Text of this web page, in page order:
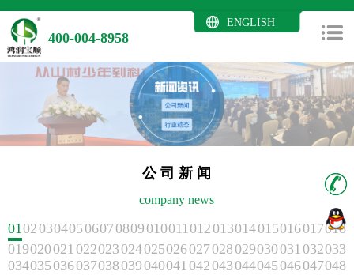
400-004-8958
ENGLISH
公 司 新 闻
company news
0102 030405 06070809 010011012 013014015016017018
019020 021 022023 024025026027028 029030 031 032033
034035 036037038 039 040041 042 043 044045 046047048